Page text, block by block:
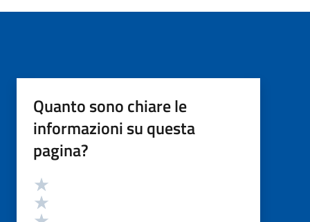
Quanto sono chiare le
informazioni su questa
pagina?
Valutazione